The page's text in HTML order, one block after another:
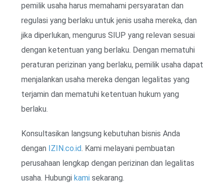
pemilik usaha harus memahami persyaratan dan
regulasi yang berlaku untuk jenis usaha mereka, dan
jika diperlukan, mengurus SIUP yang relevan sesuai
dengan ketentuan yang berlaku. Dengan mematuhi
peraturan perizinan yang berlaku, pemilik usaha dapat
menjalankan usaha mereka dengan legalitas yang
terjamin dan mematuhi ketentuan hukum yang
berlaku.
Konsultasikan langsung kebutuhan bisnis Anda
dengan IZIN.co.id. Kami melayani pembuatan
perusahaan lengkap dengan perizinan dan legalitas
usaha. Hubungi kami sekarang.